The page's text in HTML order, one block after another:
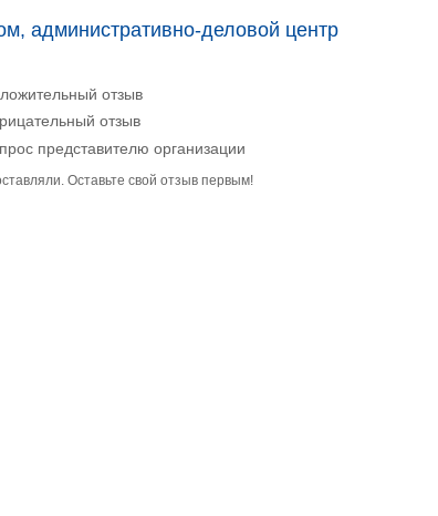
административно-деловой центр
отзыв
отзыв
представителю организации
Оставьте свой отзыв первым!